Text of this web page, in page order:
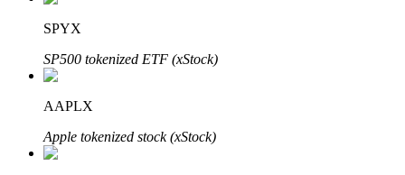
Inversión automática
Obtenga ganancias a largo plazo e intereses flexibles
SPYX
SP500 tokenized ETF (xStock)
AAPLX
Apple tokenized stock (xStock)